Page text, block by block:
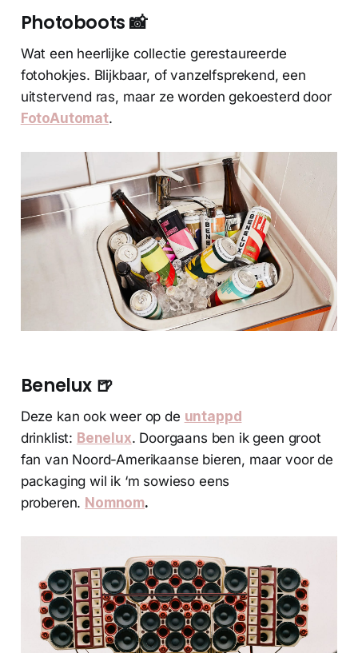
Photoboots 📸
Wat een heerlijke collectie gerestaureerde
fotohokjes. Blijkbaar, of vanzelfsprekend, een
uitstervend ras, maar ze worden gekoesterd door
FotoAutomat.
Benelux 🍺
Deze kan ook weer op de untappd
drinklist: Benelux. Doorgaans ben ik geen groot
fan van Noord-Amerikaanse bieren, maar voor de
packaging wil ik ‘m sowieso eens
proberen. Nomnom.